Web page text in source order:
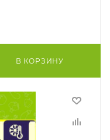
В КОРЗИНУ